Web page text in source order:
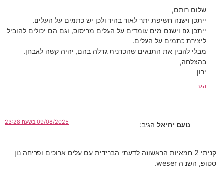
שלום רותם,
ייתכן וישנה חשיפת יתר לאור בהיר ולכן יש כתמים על העלים.
ייתכן גם וישנם מים עומדים על העלים מריסוס, וגם הם יכולים להוביל
ליצירת כתמים על העלים.
מבלי להבין את התנאים שהכדנית גדלה בהם, יהיה קשה לאבחן.
בהצלחה,
ירון
הגב
נועם יחיאל הגיב: 09/08/2025 בשעה 23:28
קניתי 2 חמאיות הראשונה לדעתי הברידית עם עלים ארוכים ופריחה נון
סטופ, השניה weser.